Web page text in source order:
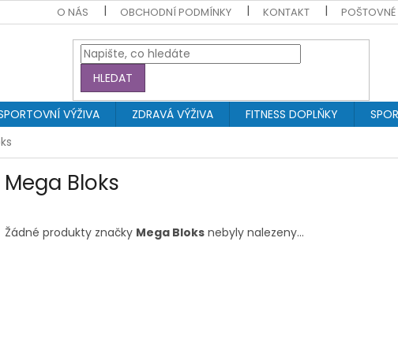
O NÁS OBCHODNÍ PODMÍNKY KONTAKT POŠTOVNÉ
HLEDAT
VÝŽIVA ZDRAVÁ VÝŽIVA FITNESS DOPLŇKY
Mega Bloks
Žádné produkty značky Mega Bloks nebyly nalezeny...